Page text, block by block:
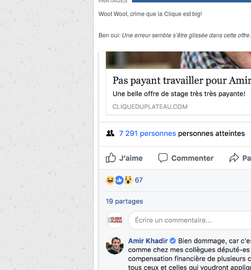
Woot Woot, crime que la Clique est big!
Ben oui: Une erreur semble s’être glissée dans cette offre.